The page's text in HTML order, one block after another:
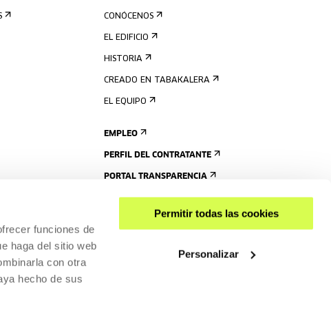
funciones de
haga del sitio web
con otra
hecho de sus
Permitir todas las cookies
Personalizar
CONÓCENOS
EL EDIFICIO
HISTORIA
CREADO EN TABAKALERA
EL EQUIPO
EMPLEO
PERFIL DEL CONTRATANTE
PORTAL TRANSPARENCIA